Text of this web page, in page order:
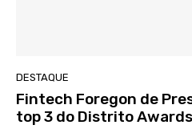
DESTAQUE
Fintech Foregon de
top 3 do Distrito Awards